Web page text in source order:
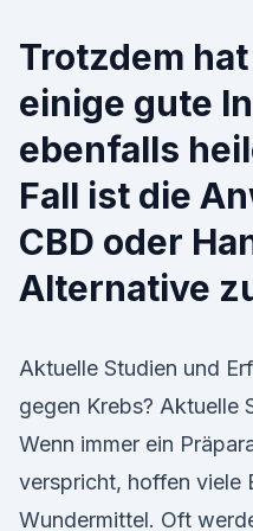
Trotzdem
einige gute
ebenfalls
Fall ist die
CBD oder
Alternative
Aktuelle Studien und
gegen Krebs? Aktuelle
Wenn immer ein
verspricht, hoffen viele
Wundermittel. Oft